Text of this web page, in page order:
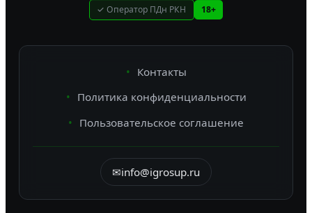
✓ Оператор ПДн РКН 18+
Контакты
Политика конфиденциальности
Пользовательское соглашение
✉info@igrosup.ru